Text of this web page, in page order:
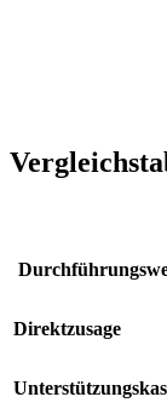
Direktzusage